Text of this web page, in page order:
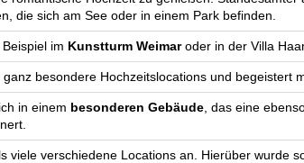
die sich am See oder in einem Park befinden.
im Kunstturm Weimaroder in der Villa
ganz besondere Hochzeitslocations und begeistert
in einem besonderen Gebäude, das eine
viele verschiedene Locations an. Hierüber wurde